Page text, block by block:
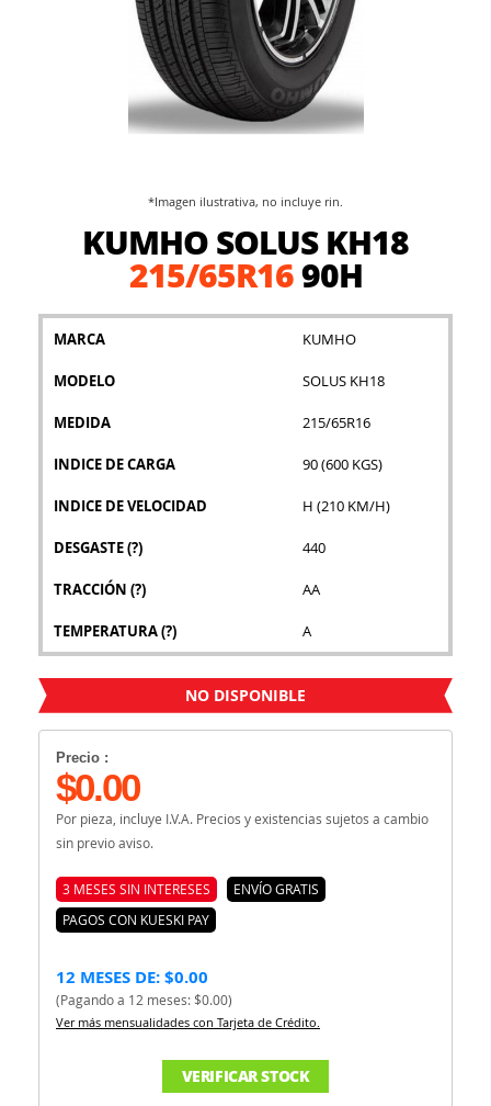
KUMHO SOLUS KH18
215/65R1690H
MARCA KUMHO
MODELO SOLUS KH18
MEDIDA 215/65R16
INDICE DE CARGA 90 (600 KGS)
INDICE DE VELOCIDAD H (210 KM/H)
DESGASTE(?) 440
TRACCIÓN (?) AA
TEMPERATURA(?) A
NO DISPONIBLE
Precio :
$0.00
Por pieza, incluye I.V.A. Precios y existencias sujetos a cambio
sin previo aviso.
3 MESES SIN INTERESES
ENVÍO GRATIS
PAGOS CON KUESKI PAY
12 MESES DE: $0.00
(Pagando a 12 meses: $0.00)
Ver más mensualidades con Tarjeta de Crédito.
VERIFICAR STOCK
*Imagen ilustrativa, no incluye rin.
galería
imágenes